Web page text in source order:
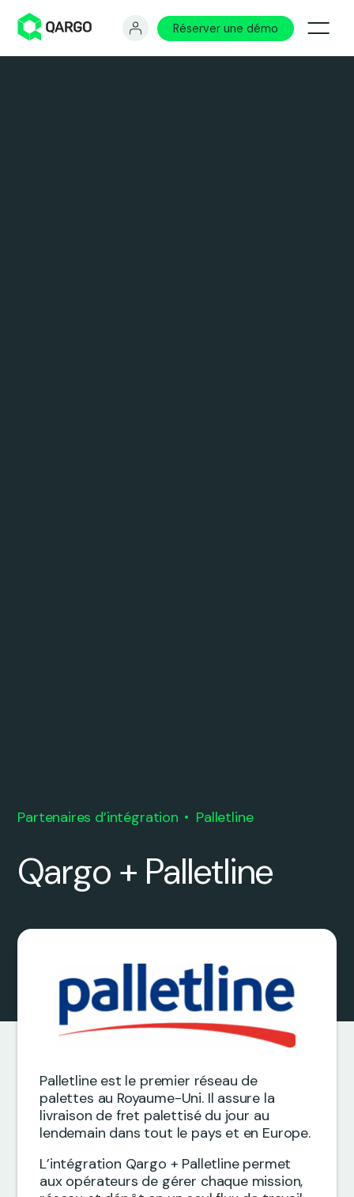
Réserver une démo
Partenaires d’intégration Palletline
Qargo + Palletline
Palletline est le premier réseau de
palettes au Royaume-Uni. Il assure la
livraison de fret palettisé du jour au
lendemain dans tout le pays et en Europe.
L’intégration Qargo + Palletline permet
aux opérateurs de gérer chaque mission,